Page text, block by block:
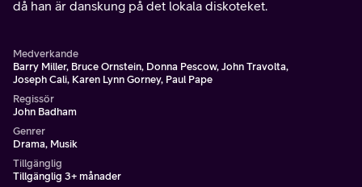
då han är danskung på det lokala diskoteket.
Medverkande
Barry Miller, Bruce Ornstein, Donna Pescow, John Travolta,
Joseph Cali, Karen Lynn Gorney, Paul Pape
Regissör
John Badham
Genrer
Drama, Musik
Tillgänglig
Tillgänglig 3+ månader